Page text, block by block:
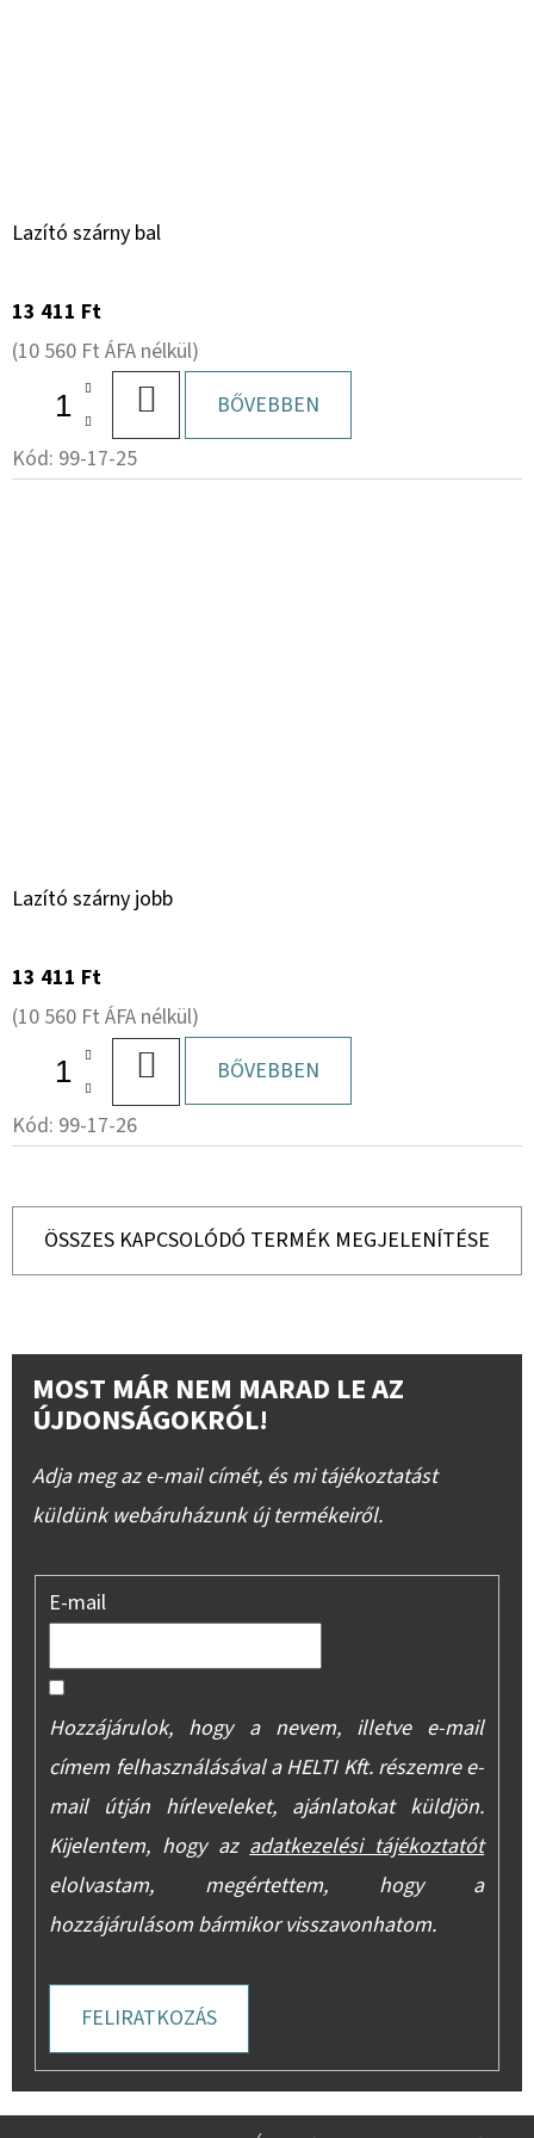
Lazító szárny bal
13 411 Ft
(10 560 Ft ÁFA nélkül)
KOSÁRBABŐVEBBEN
Kód: 99-17-25
Lazító szárny jobb
13 411 Ft
(10 560 Ft ÁFA nélkül)
KOSÁRBABŐVEBBEN
Kód: 99-17-26
ÖSSZES KAPCSOLÓDÓ TERMÉK MEGJELENÍTÉSE
MOST MÁR NEM MARAD LE AZ
ÚJDONSÁGOKRÓL!
Adja meg az e-mail címét, és mi tájékoztatást
küldünk webáruházunk új termékeiről.
E-mail
Hozzájárulok, hogy a nevem, illetve e-mail
címem felhasználásával a HELTI Kft. részemre e-
mail útján hírleveleket, ajánlatokat küldjön.
Kijelentem, hogy azadatkezelési tájékoztatót
elolvastam, megértettem, hogy a
hozzájárulásom bármikor visszavonhatom.
FELIRATKOZÁS